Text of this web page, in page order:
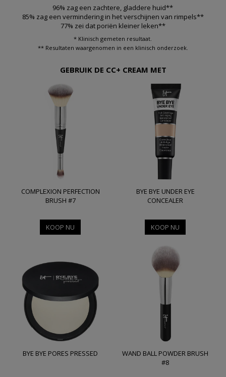
96% zag een zachtere, gladdere huid**
85% zag een vermindering in het verschijnen van rimpels**
77% zei dat poriën kleiner leken**
* Klinisch gemeten resultaat.
** Resultaten waargenomen in een klinisch onderzoek.
GEBRUIK DE CC+ CREAM MET
COMPLEXION PERFECTION
BRUSH #7
KOOP NU
BYE BYE UNDER EYE
CONCEALER
KOOP NU
BYE BYE PORES PRESSED
WAND BALL POWDER BRUSH
#8